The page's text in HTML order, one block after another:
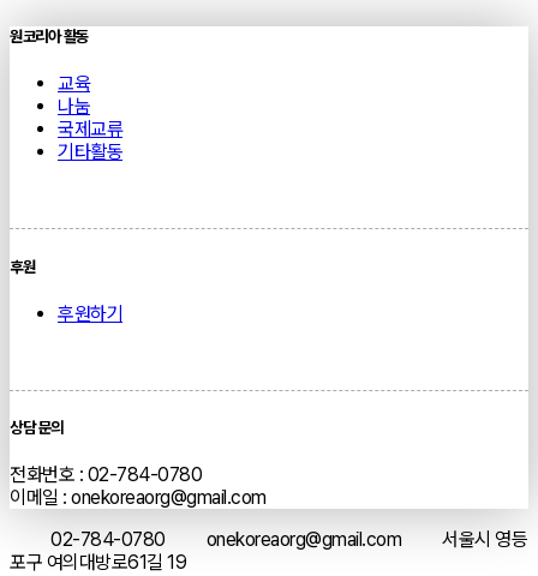
원코리아 활동
교육
나눔
국제교류
기타활동
후원
후원하기
상담 문의
전화번호 : 02-784-0780
이메일 : onekoreaorg@gmail.com
02-784-0780
onekoreaorg@gmail.com
서울시 영등
포구 여의대방로61길 19